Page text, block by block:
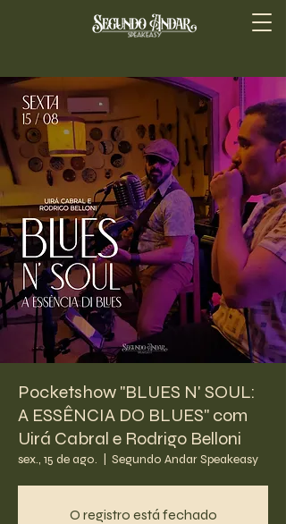
Pocketshow "BLUES N' SOUL:
A ESSÊNCIA DO BLUES" com
Uirá Cabral e Rodrigo Belloni
sex., 15 de ago. Segundo Andar Speakeasy
O registro está fechado